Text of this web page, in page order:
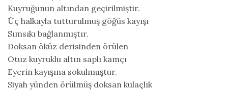
Kuyruğunun altından geçirilmiştir.
Üç halkayla tutturulmuş göğüs kayışı
Sımsıkı bağlanmıştır.
Doksan öküz derisinden örülen
Otuz kuyruklu altın saplı kamçı
Eyerin kayışına sokulmuştur.
Siyah yünden örülmüş doksan kulaçlık